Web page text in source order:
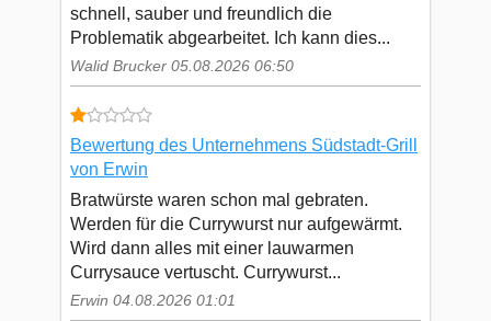
schnell, sauber und freundlich die
Problematik abgearbeitet. Ich kann dies...
Walid Brucker 05.08.2026 06:50
Bewertung des Unternehmens Südstadt-Grill
von Erwin
Bratwürste waren schon mal gebraten.
Werden für die Currywurst nur aufgewärmt.
Wird dann alles mit einer lauwarmen
Currysauce vertuscht. Currywurst...
Erwin 04.08.2026 01:01